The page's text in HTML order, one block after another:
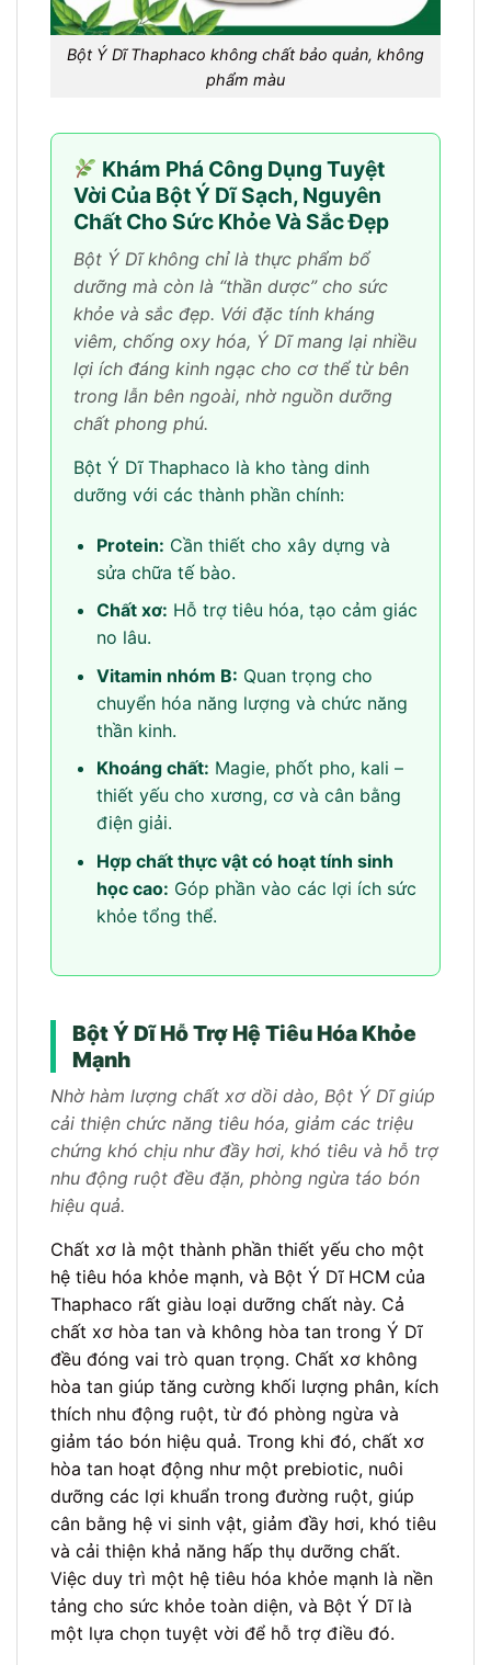
Bột Ý Dĩ Thaphaco không chất bảo quản, không
phẩm màu
Khám Phá Công Dụng Tuyệt
Vời Của Bột Ý Dĩ Sạch, Nguyên
Chất Cho Sức Khỏe Và Sắc Đẹp
Bột Ý Dĩ không chỉ là thực phẩm bổ
dưỡng mà còn là “thần dược” cho sức
khỏe và sắc đẹp. Với đặc tính kháng
viêm, chống oxy hóa, Ý Dĩ mang lại nhiều
lợi ích đáng kinh ngạc cho cơ thể từ bên
trong lẫn bên ngoài, nhờ nguồn dưỡng
chất phong phú.
Bột Ý Dĩ Thaphaco là kho tàng dinh
dưỡng với các thành phần chính:
Protein: Cần thiết cho xây dựng và
sửa chữa tế bào.
Chất xơ: Hỗ trợ tiêu hóa, tạo cảm giác
no lâu.
Vitamin nhóm B: Quan trọng cho
chuyển hóa năng lượng và chức năng
thần kinh.
Khoáng chất: Magie, phốt pho, kali –
thiết yếu cho xương, cơ và cân bằng
điện giải.
Hợp chất thực vật có hoạt tính sinh
học cao: Góp phần vào các lợi ích sức
khỏe tổng thể.
Bột Ý Dĩ Hỗ Trợ Hệ Tiêu Hóa Khỏe
Mạnh
Nhờ hàm lượng chất xơ dồi dào, Bột Ý Dĩ giúp
cải thiện chức năng tiêu hóa, giảm các triệu
chứng khó chịu như đầy hơi, khó tiêu và hỗ trợ
nhu động ruột đều đặn, phòng ngừa táo bón
hiệu quả.
Chất xơ là một thành phần thiết yếu cho một
hệ tiêu hóa khỏe mạnh, và Bột Ý Dĩ HCM của
Thaphaco rất giàu loại dưỡng chất này. Cả
chất xơ hòa tan và không hòa tan trong Ý Dĩ
đều đóng vai trò quan trọng. Chất xơ không
hòa tan giúp tăng cường khối lượng phân, kích
thích nhu động ruột, từ đó phòng ngừa và
giảm táo bón hiệu quả. Trong khi đó, chất xơ
hòa tan hoạt động như một prebiotic, nuôi
dưỡng các lợi khuẩn trong đường ruột, giúp
cân bằng hệ vi sinh vật, giảm đầy hơi, khó tiêu
và cải thiện khả năng hấp thụ dưỡng chất.
Việc duy trì một hệ tiêu hóa khỏe mạnh là nền
tảng cho sức khỏe toàn diện, và Bột Ý Dĩ là
một lựa chọn tuyệt vời để hỗ trợ điều đó.